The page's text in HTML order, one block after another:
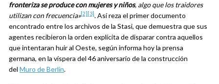
fronteriza se produce con mujeres y niños, algo que los traidores
utilizan con frecuencia»[2] [3]. Así reza el primer documento
encontrado entre los archivos de la Stasi, que demuestra que sus
agentes recibieron la orden explícita de disparar contra aquellos
que intentaran huir al Oeste, según informa hoy la prensa
germana, en la víspera del 46 aniversario de la construcción
del Muro de Berlín.